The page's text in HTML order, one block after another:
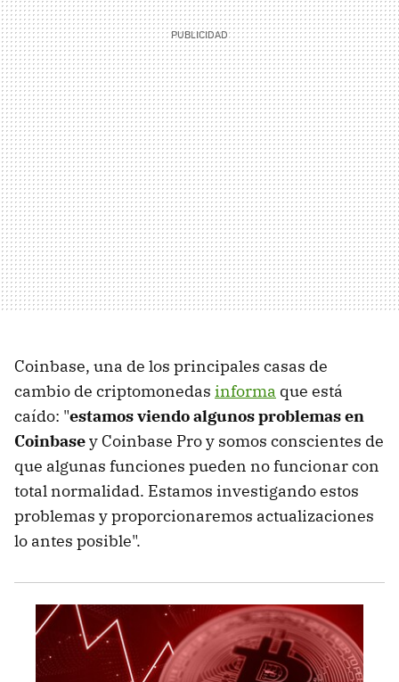
Coinbase, una de los principales casas de
cambio de criptomonedas informa que está
caído: "estamos viendo algunos problemas en
Coinbasey Coinbase Pro y somos conscientes de
que algunas funciones pueden no funcionar con
total normalidad. Estamos investigando estos
problemas y proporcionaremos actualizaciones
lo antes posible".